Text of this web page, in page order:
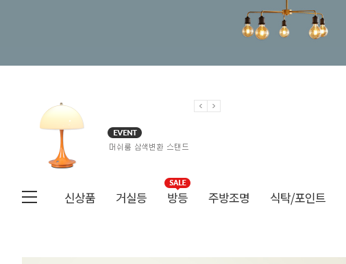
신상품 거실등 방등 주방조명 식탁/포인트